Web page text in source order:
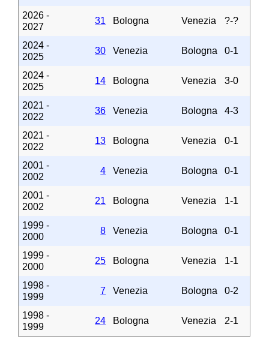
2026 -
2027
31 Bologna Venezia ?-?
2024 -
2025
30 Venezia Bologna 0-1
2024 -
2025
14 Bologna Venezia 3-0
2021 -
2022
36 Venezia Bologna 4-3
2021 -
2022
13 Bologna Venezia 0-1
2001 -
2002
4 Venezia Bologna 0-1
2001 -
2002
21 Bologna Venezia 1-1
1999 -
2000
8 Venezia Bologna 0-1
1999 -
2000
25 Bologna Venezia 1-1
1998 -
1999
7 Venezia Bologna 0-2
1998 -
1999
24 Bologna Venezia 2-1